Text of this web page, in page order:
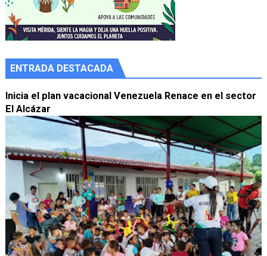
ENTRADA DESTACADA
Inicia el plan vacacional Venezuela Renace en el sector
El Alcázar